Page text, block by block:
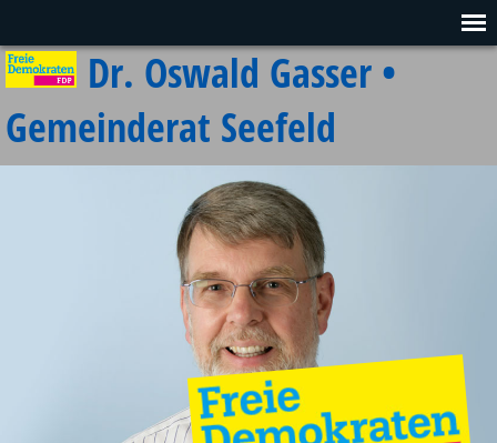
Dr. Oswald Gasser •
Gemeinderat Seefeld